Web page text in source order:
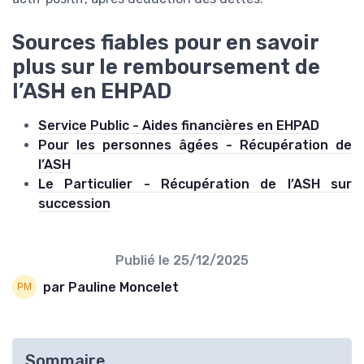
Sources fiables pour en savoir
plus sur le remboursement de
l’ASH en EHPAD
Service Public - Aides financières en EHPAD
Pour les personnes âgées - Récupération de
l’ASH
Le Particulier - Récupération de l’ASH sur
succession
Publié le 25/12/2025
par Pauline Moncelet